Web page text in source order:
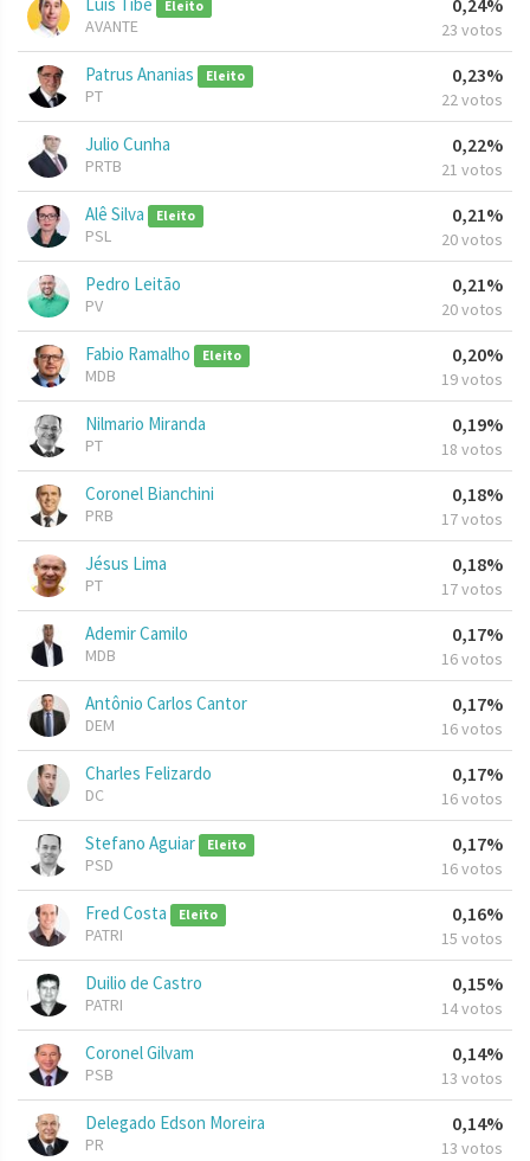
Eleito
AVANTE
0,24%
23 votos
Patrus Ananias Eleito
PT
0,23%
22 votos
Julio Cunha
PRTB
0,22%
21 votos
Alê Silva Eleito
PSL
0,21%
20 votos
Pedro Leitão
PV
0,21%
20 votos
Fabio Ramalho Eleito
MDB
0,20%
19 votos
Nilmario Miranda
PT
0,19%
18 votos
Coronel Bianchini
PRB
0,18%
17 votos
Jésus Lima
PT
0,18%
17 votos
Ademir Camilo
MDB
0,17%
16 votos
Antônio Carlos Cantor
DEM
0,17%
16 votos
Charles Felizardo
DC
0,17%
16 votos
Stefano Aguiar Eleito
PSD
0,17%
16 votos
Fred Costa Eleito
PATRI
0,16%
15 votos
Duilio de Castro
PATRI
0,15%
14 votos
Coronel Gilvam
PSB
0,14%
13 votos
Delegado Edson Moreira
PR
0,14%
13 votos